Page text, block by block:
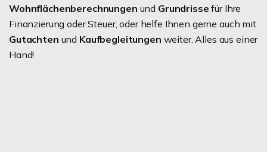
Wohnflächenberechnungen und Grundrissefür Ihre
Finanzierung oder Steuer, oder helfe Ihnen gerne auch mit
Gutachten und Kaufbegleitungen weiter. Alles aus einer
Hand!